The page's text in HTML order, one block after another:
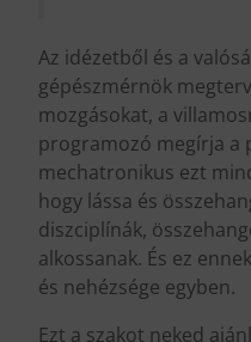
Az idézetből és a
gépészmérnök
mozgásokat, a
programozó megírja a
mechatronikus ezt
hogy lássa és
diszciplínák,
alkossanak. És ez
és nehézsége egyben.
Ezt a szakot neked